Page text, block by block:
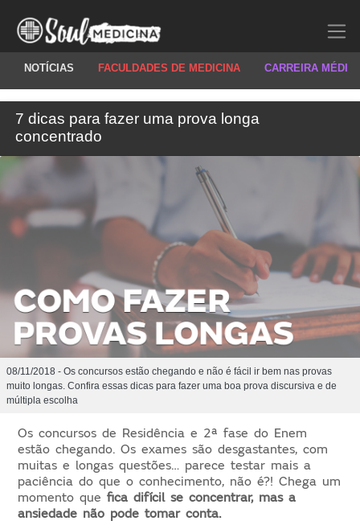
NOTÍCIAS FACULDADES DE MEDICINA CARREIRA
7 dicas para fazer uma prova longa
concentrado
08/11/2018 - Os concursos estão chegando e não é fácil ir bem nas provas
muito longas. Confira essas dicas para fazer uma boa prova discursiva e de
múltipla escolha
Os concursos de Residência e 2ª fase do Enem
estão chegando. Os exames são desgastantes, com
muitas e longas questões… parece testar mais a
paciência do que o conhecimento, não é?! Chega um
momento que fica difícil se concentrar, mas a
ansiedade não pode tomar conta.